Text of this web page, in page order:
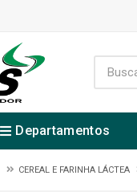
Departamentos
CEREAL E FARINHA LÁCTEA